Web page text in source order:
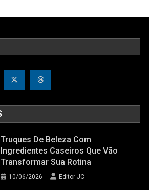
Truques De Beleza Com
Ingredientes Caseiros Que Vão
Transformar Sua Rotina
10/06/2026 Editor JC